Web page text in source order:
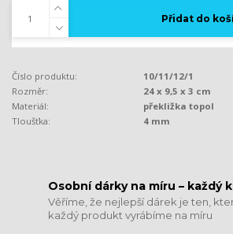
Přidat do
Číslo produktu:
10/11/12/1
Rozměr:
24 x 9,5 x 3 cm
Materiál:
překližka topol
Tloušťka:
4 mm
​​​​​​​Osobní dárky na míru – každý
Věříme, že nejlepší dárek je ten,
každý produkt vyrábíme na míru